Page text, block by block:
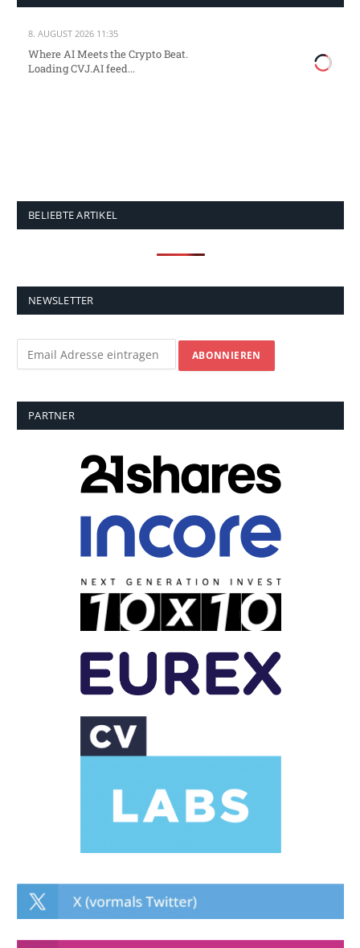
8. AUGUST 2026 11:35
Where AI Meets the Crypto Beat.
Loading CVJ.AI feed...
BELIEBTE ARTIKEL
NEWSLETTER
PARTNER